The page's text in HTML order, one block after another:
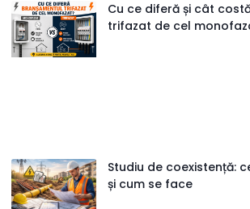
Cu ce diferă și cât
trifazat de cel
Studiu de coexistență:
și cum se face